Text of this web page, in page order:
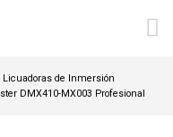
Licuadoras de Inmersión
DMX410-MX003 Profesional